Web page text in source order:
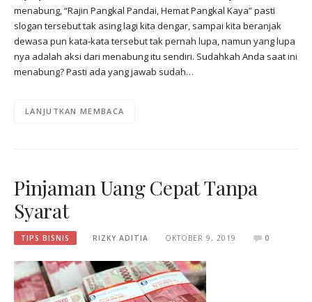
menabung, “Rajin Pangkal Pandai, Hemat Pangkal Kaya” pasti
slogan tersebut tak asing lagi kita dengar, sampai kita beranjak
dewasa pun kata-kata tersebut tak pernah lupa, namun yang lupa
nya adalah aksi dari menabung itu sendiri. Sudahkah Anda saat ini
menabung? Pasti ada yang jawab sudah…
LANJUTKAN MEMBACA
Pinjaman Uang Cepat Tanpa
Syarat
TIPS BISNIS RIZKY ADITIA OKTOBER 9, 2019 0